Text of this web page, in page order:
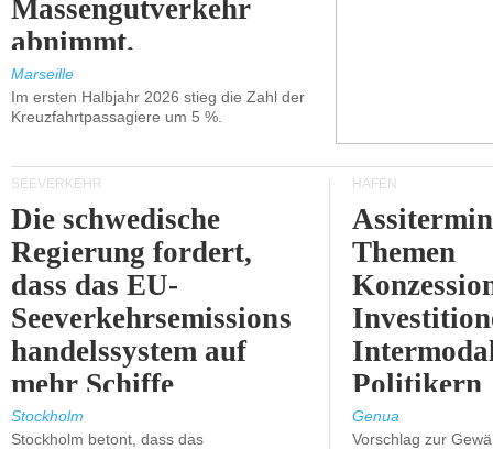
Massengutverkehr
abnimmt.
Marseille
Im ersten Halbjahr 2026 stieg die Zahl der
Kreuzfahrtpassagiere um 5 %.
SEEVERKEHR
Die schwedische
Regierung fordert,
dass das EU-
Seeverkehrsemissions
handelssystem auf
mehr Schiffe
ausgeweitet wird.
Stockholm
Stockholm betont, dass das
HÄFEN
Themen
Politikern
Genua
Vorschlag zur